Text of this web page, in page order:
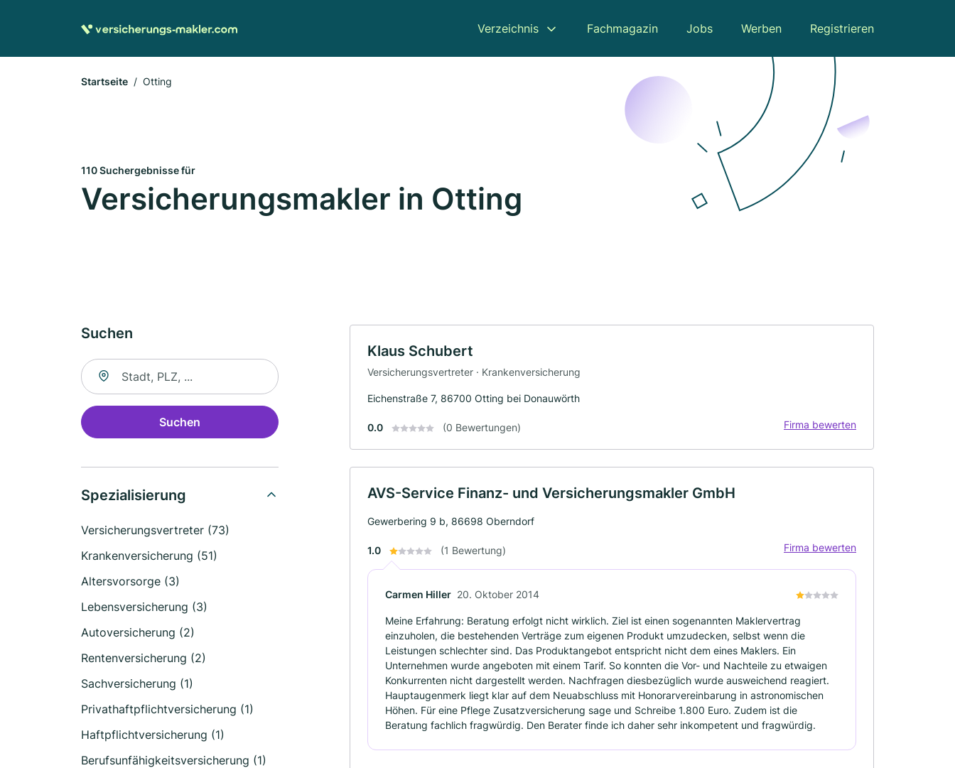
Verzeichnis Fachmagazin Jobs Werben Registrieren
Startseite Otting
110 Suchergebnisse für
Versicherungsmakler in Otting
Suchen
Suche nach Ort
Suchen
Spezialisierung
Versicherungsvertreter (73)
Krankenversicherung (51)
Altersvorsorge (3)
Lebensversicherung (3)
Autoversicherung (2)
Rentenversicherung (2)
Sachversicherung (1)
Privathaftpflichtversicherung (1)
Haftpflichtversicherung (1)
Berufsunfähigkeitsversicherung (1)
Klaus Schubert
Versicherungsvertreter · Krankenversicherung
Eichenstraße 7, 86700 Otting bei Donauwörth
0.0 (0 Bewertungen) Firma bewerten
AVS-Service Finanz- und Versicherungsmakler GmbH
Gewerbering 9 b, 86698 Oberndorf
1.0 (1 Bewertung) Firma bewerten
Carmen Hiller 20. Oktober 2014
Meine Erfahrung: Beratung erfolgt nicht wirklich. Ziel ist einen sogenannten Maklervertrag
einzuholen, die bestehenden Verträge zum eigenen Produkt umzudecken, selbst wenn die
Leistungen schlechter sind. Das Produktangebot entspricht nicht dem eines Maklers. Ein
Unternehmen wurde angeboten mit einem Tarif. So konnten die Vor- und Nachteile zu etwaigen
Konkurrenten nicht dargestellt werden. Nachfragen diesbezüglich wurde ausweichend reagiert.
Hauptaugenmerk liegt klar auf dem Neuabschluss mit Honorarvereinbarung in astronomischen
Höhen. Für eine Pflege Zusatzversicherung sage und Schreibe 1.800 Euro. Zudem ist die
Beratung fachlich fragwürdig. Den Berater finde ich daher sehr inkompetent und fragwürdig.